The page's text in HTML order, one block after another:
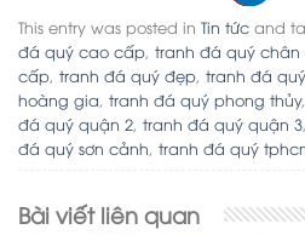
This entry was posted in Tin tức and
đá quý cao cấp, tranh đá quý chân
cấp, tranh đá quý đẹp, tranh đá
hoàng gia, tranh đá quý phong thủy,
đá quý quận 2, tranh đá quý quận 3,
đá quý sơn cảnh, tranh đá quý
Bài viết liên quan